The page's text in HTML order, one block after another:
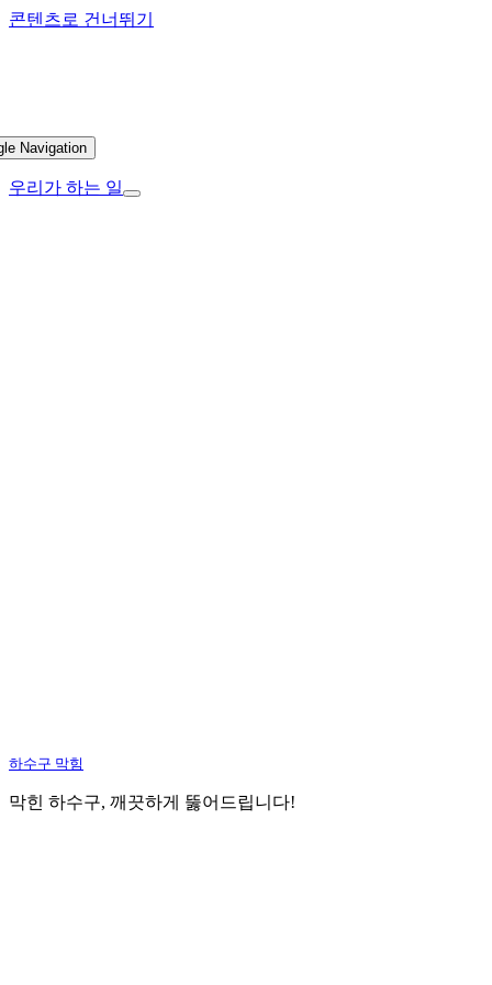
콘텐츠로 건너뛰기
Navigation
우리가 하는 일
하수구 막힘
막힌 하수구, 깨끗하게 뚫어드립니다!